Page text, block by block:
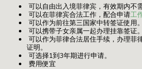
可以自由出入境菲律宾，有效期内不
可以在菲律宾合法工作，配合申请工
可以作为前往第三国家中转签证使用。
可以携带子女亲属一起办理挂靠签证。
可以作为菲律合法居住手续，办理菲
证明。
可选择1到3年期进行申请。
费用便宜